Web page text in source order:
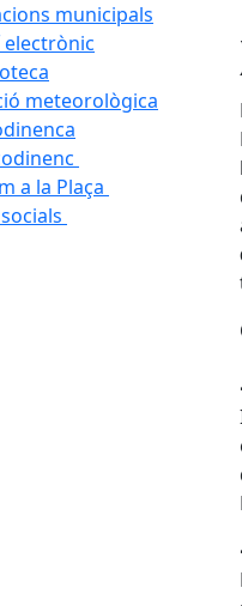
municipals
meteorològica
a la Plaça